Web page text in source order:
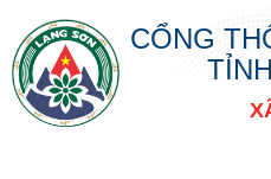
CỔNG